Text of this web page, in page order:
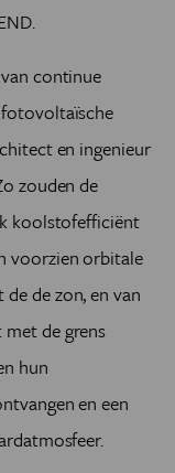
continue
en ingenieur
zouden de
koolstofefficiënt
voorzien orbitale
de zon, en van
de grens
hun
en een